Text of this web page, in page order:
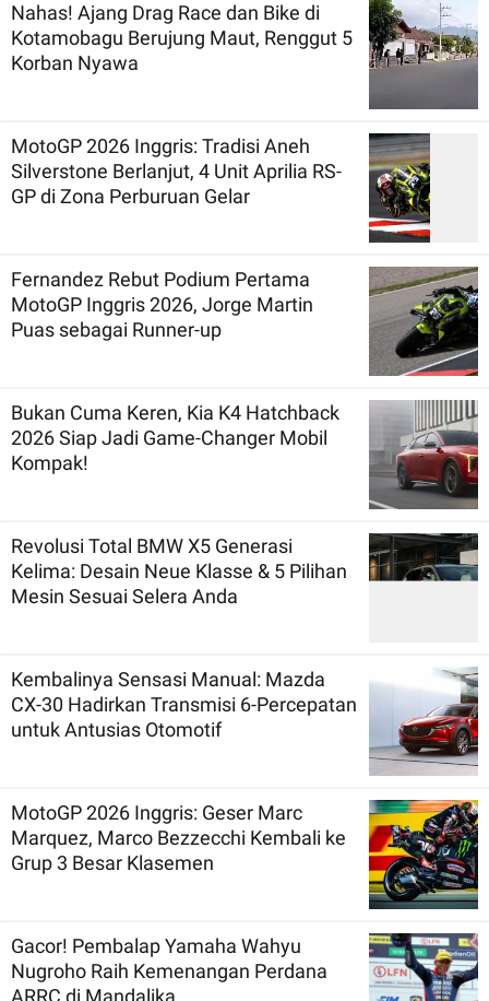
Nahas! Ajang Drag Race dan Bike di
Kotamobagu Berujung Maut, Renggut 5
Korban Nyawa
MotoGP 2026 Inggris: Tradisi Aneh
Silverstone Berlanjut, 4 Unit Aprilia RS-
GP di Zona Perburuan Gelar
Fernandez Rebut Podium Pertama
MotoGP Inggris 2026, Jorge Martin
Puas sebagai Runner-up
Bukan Cuma Keren, Kia K4 Hatchback
2026 Siap Jadi Game-Changer Mobil
Kompak!
Revolusi Total BMW X5 Generasi
Kelima: Desain Neue Klasse & 5 Pilihan
Mesin Sesuai Selera Anda
Kembalinya Sensasi Manual: Mazda
CX-30 Hadirkan Transmisi 6-Percepatan
untuk Antusias Otomotif
MotoGP 2026 Inggris: Geser Marc
Marquez, Marco Bezzecchi Kembali ke
Grup 3 Besar Klasemen
Gacor! Pembalap Yamaha Wahyu
Nugroho Raih Kemenangan Perdana
ARRC di Mandalika